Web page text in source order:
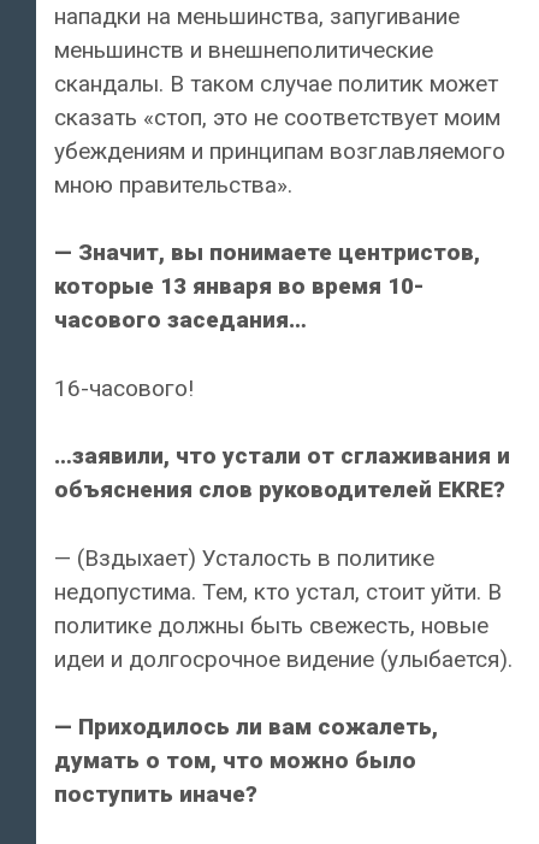
нападки на меньшинства, запугивание
меньшинств и внешнеполитические
скандалы. В таком случае политик может
сказать «стоп, это не соответствует моим
убеждениям и принципам возглавляемого
мною правительства».
— Значит, вы понимаете центристов,
которые 13 января во время 10-
часового заседания…
16-часового!
…заявили, что устали от сглаживания и
объяснения слов руководителей EKRE?
— (Вздыхает) Усталость в политике
недопустима. Тем, кто устал, стоит уйти. В
политике должны быть свежесть, новые
идеи и долгосрочное видение (улыбается).
— Приходилось ли вам сожалеть,
думать о том, что можно было
поступить иначе?